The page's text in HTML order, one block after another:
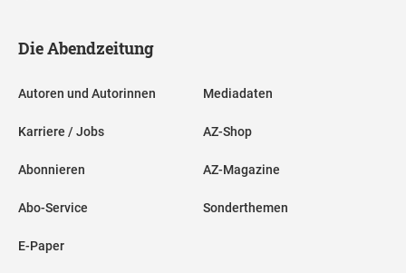
Die Abendzeitung
Autoren und Autorinnen
Karriere / Jobs
Abonnieren
Abo-Service
E-Paper
Mediadaten
AZ-Shop
AZ-Magazine
Sonderthemen